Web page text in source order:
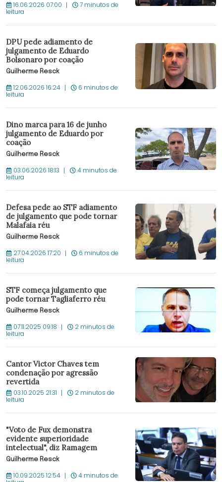
16.06.2026 07:00 7 minutos de
leitura
DPU pede adiamento de
julgamento de Eduardo
Bolsonaro por coação
Guilherme Resck
12.06.2026 16:24 6 minutos de
leitura
Dino marca para 16 de junho
julgamento de Eduardo por
coação
Guilherme Resck
03.06.2026 18:13 4 minutos de
leitura
Defesa pede ao STF adiamento
de julgamento que pode tornar
Malafaia réu
Guilherme Resck
27.04.2026 17:20 6 minutos de
leitura
STF começa julgamento que
pode tornar Tagliaferro réu
Guilherme Resck
07.11.2025 09:18 2 minutos de
leitura
Cantor Victor Chaves tem
condenação por agressão
revertida
03.10.2025 21:31 2 minutos de
leitura
"Voto de Fux demonstra
evidente superioridade
intelectual", diz Ramagem
Guilherme Resck
10.09.2025 12:54 4 minutos de